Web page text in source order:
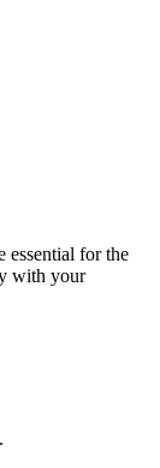
essential for the
with your